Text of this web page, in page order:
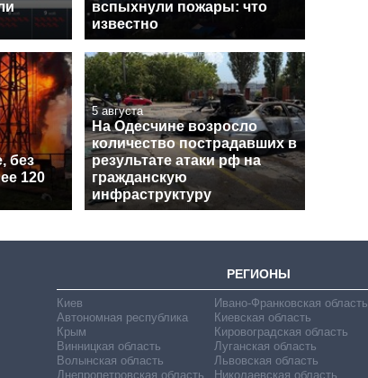
вспыхнули пожары: что
известно
без
120
5 августа
На Одесчине возросло
количество пострадавших в
результате атаки рф на
гражданскую
инфраструктуру
РЕГИОНЫ
Киев
Автономная республика
Крым
Винницкая область
Волынская область
Днепропетровская область
Ивано-Франковская область
Киевская область
Кировоградская область
Луганская область
Львовская область
Николаевская область